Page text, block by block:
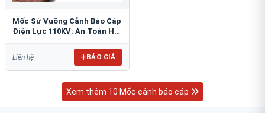
Mốc Sứ Vuông Cảnh Báo Cáp
Điện Lực 110KV: An Toàn Hệ
Liên hệ BÁO GIÁ
Xem thêm 10 Mốc cảnh báo cáp